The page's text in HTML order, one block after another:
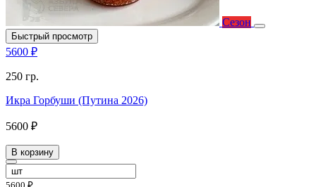
Сезон
Быстрый просмотр
5600 ₽
250 гр.
Икра Горбуши (Путина 2026)
5600 ₽
В корзину